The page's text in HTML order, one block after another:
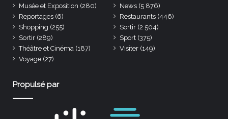
Musée et Exposition (280) News (5 876)
Reportages (6) Restaurants (446)
Shopping (255) Sortir (2 504)
Sortir (289) Sport (375)
Théâtre et Cinéma (187) Visiter (149)
Voyage (27)
Propulsé par